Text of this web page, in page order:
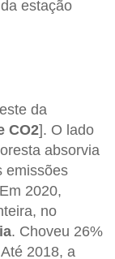
estação
da
CO2]. O lado
absorvia
emissões
2020,
no
. Choveu 26%
2018, a